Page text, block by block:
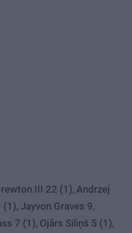
III 22 (1), Andrzej
Jayvon Graves 9,
7 (1), Ojārs Siliņš 5 (1),